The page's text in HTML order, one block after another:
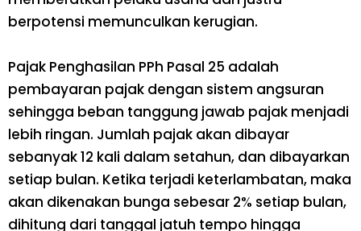
berpotensi memunculkan kerugian.
Pajak Penghasilan PPh Pasal 25 adalah
pembayaran pajak dengan sistem angsuran
sehingga beban tanggung jawab pajak menjadi
lebih ringan. Jumlah pajak akan dibayar
sebanyak 12 kali dalam setahun, dan dibayarkan
setiap bulan. Ketika terjadi keterlambatan, maka
akan dikenakan bunga sebesar 2% setiap bulan,
dihitung dari tanggal jatuh tempo hingga